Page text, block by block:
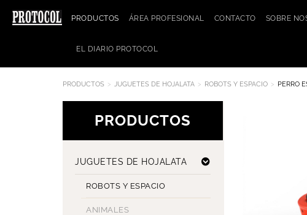
PRODUCTOS ÁREA PROFESIONAL CONTACTO SOBRE
EL DIARIO PROTOCOL
PRODUCTOS JUGUETES DE HOJALATA ROBOTS Y ESPACIO PERRO
PRODUCTOS
JUGUETES DE HOJALATA
ROBOTS Y ESPACIO
ANIMALES